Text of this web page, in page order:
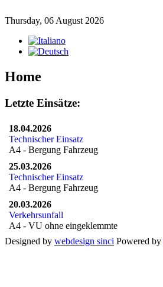
Thursday, 06 August 2026
Home
Letzte Einsätze:
18.04.2026
Technischer Einsatz
A4 - Bergung Fahrzeug
25.03.2026
Technischer Einsatz
A4 - Bergung Fahrzeug
20.03.2026
Verkehrsunfall
A4 - VU ohne eingeklemmte
Designed by webdesign sinci Powered by